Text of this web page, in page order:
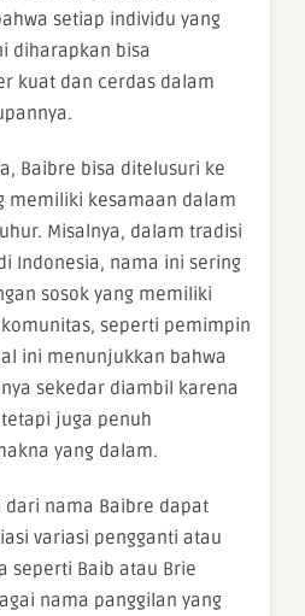
setiap individu yang
diharapkan bisa
kuat dan cerdas dalam
Baibre bisa ditelusuri ke
memiliki kesamaan dalam
Misalnya, dalam tradisi
Indonesia, nama ini sering
sosok yang memiliki
seperti pemimpin
ini menunjukkan bahwa
sekedar diambil karena
juga penuh
yang dalam.
nama Baibre dapat
variasi pengganti atau
seperti Baib atau Brie
nama panggilan yang